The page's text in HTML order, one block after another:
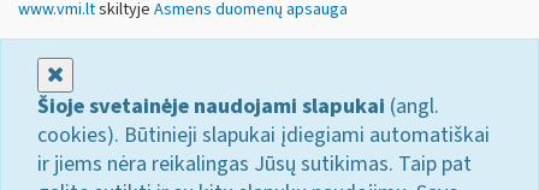
www.vmi.ltskiltyje Asmens duomenų apsauga
Šioje svetainėje naudojami slapukai (angl.
cookies). Būtinieji slapukai įdiegiami automatiškai
ir jiems nėra reikalingas Jūsų sutikimas. Taip pat